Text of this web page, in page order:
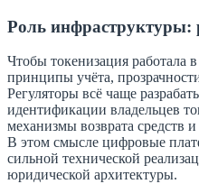
Роль инфраструктуры:
Чтобы токенизация работала
принципы учёта,
Регуляторы всё чаще
идентификации владельцев
механизмы возврата средств
В этом смысле цифровые
сильной технической
юридической архитектуры.